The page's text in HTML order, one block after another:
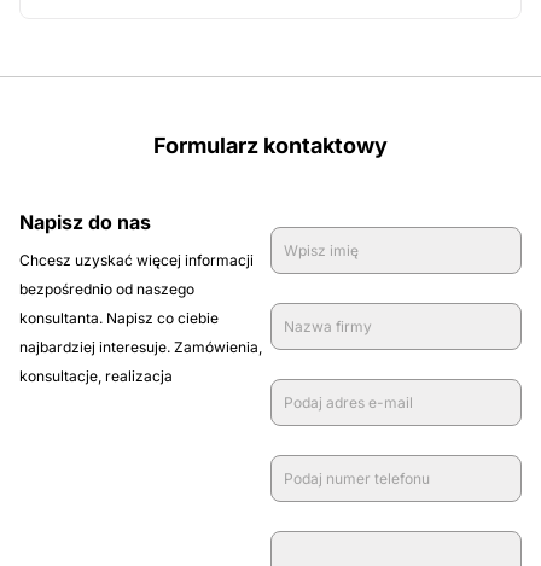
Formularz kontaktowy
Napisz do nas
Chcesz uzyskać więcej informacji
bezpośrednio od naszego
konsultanta. Napisz co ciebie
najbardziej interesuje. Zamówienia,
konsultacje, realizacja